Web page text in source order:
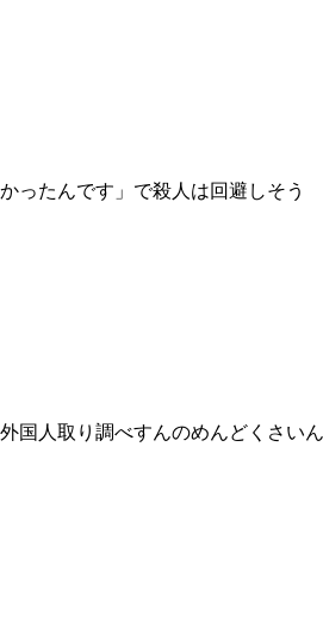
ったんです」で殺人は回避しそう
国人取り調べすんのめんどくさい